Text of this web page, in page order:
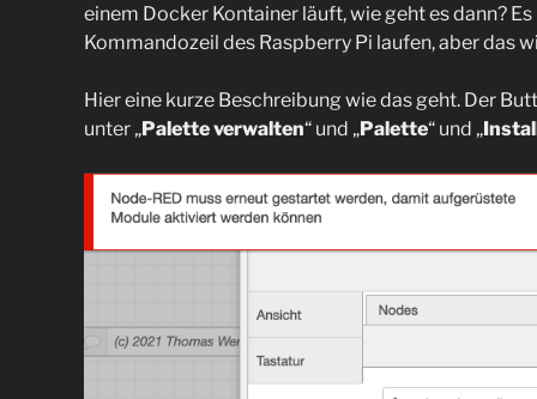
veröffentlicht
worden“
einem Docker Kontainer läuft, wie geht es dann?
Kommandozeil des Raspberry Pi laufen, aber das
Hier eine kurze Beschreibung wie das geht. Der
unter „Palette verwalten“ und „Palette“ und „